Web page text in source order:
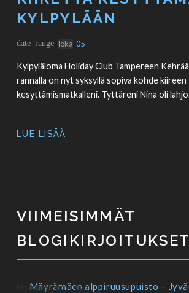
KYLPYLÄÄN
date_range loka 05
Kylpyläloma Holiday Club Tampereen
rannalla on nyt syksyllä sopiva kohde kiireen
kesyttämismatkalleni. Tyttäreni Nina oli
LUE LISÄÄ
VIIMEISIMMÄT
BLOGIKIRJOITUKSET
Mäyrämäen alppiruusupuisto –